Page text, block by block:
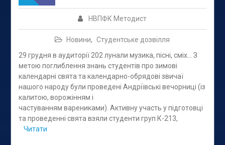
НВПФК Методист
Новини, Студентське дозвілля
29 грудня в аудиторії 202 лунали музика, пісні, сміх… З
метою поглиблення знань студентів про зимові
календарні свята та календарно-обрядові звичаї
нашого народу були проведені Андріївські вечорниці (із
калитою, ворожінням і
частуванням варениками). Активну участь у підготовці
та проведенні свята взяли студенти груп К-213,
Читати